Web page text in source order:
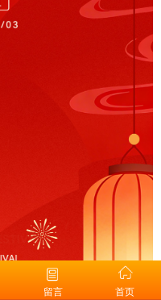
留言 首页